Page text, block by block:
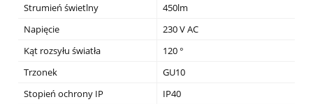
Strumień świetlny
450lm
Napięcie
230 V AC
Kąt rozsyłu światła
120 °
Trzonek
GU10
Stopień ochrony IP
IP40